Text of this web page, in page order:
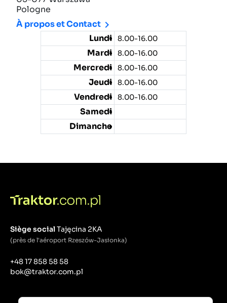
Pologne
À propos et Contact 
Lundi 8.00-16.00
Mardi 8.00-16.00
Mercredi 8.00-16.00
Jeudi 8.00-16.00
Vendredi 8.00-16.00
Samedi
Dimanche
Siège socialTajęcina 2KA
(près de l'aéroport Rzeszów-Jasionka)
+48 17 858 58 58
bok@traktor.com.pl